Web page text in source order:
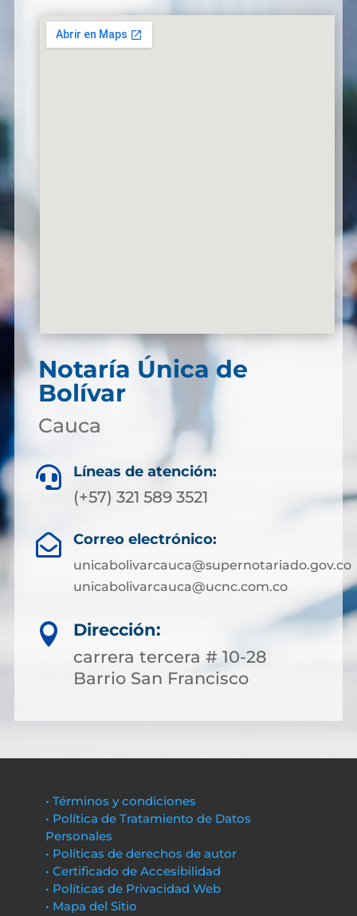
Notaría Única de
Bolívar
Cauca
 Líneas de atención:
(+57) 321 589 3521
 Correo electrónico:
unicabolivarcauca@supernotariado.gov.co
unicabolivarcauca@ucnc.com.co

Dirección:
carrera tercera # 10-28
Barrio San Francisco
• Términos y condiciones
• Política de Tratamiento de Datos
Personales
• Políticas de derechos de autor
• Certificado de Accesibilidad
• Políticas de Privacidad Web
• Mapa del Sitio